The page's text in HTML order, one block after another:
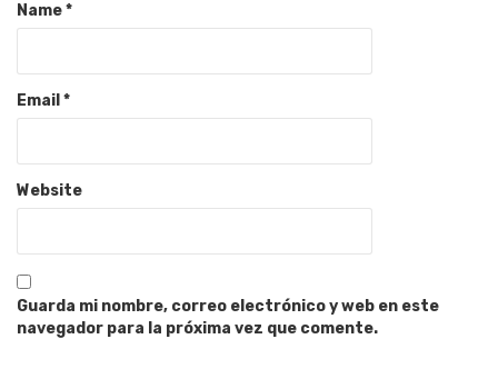
Name*
Email*
Website
Guarda mi nombre, correo electrónico y web en este
navegador para la próxima vez que comente.